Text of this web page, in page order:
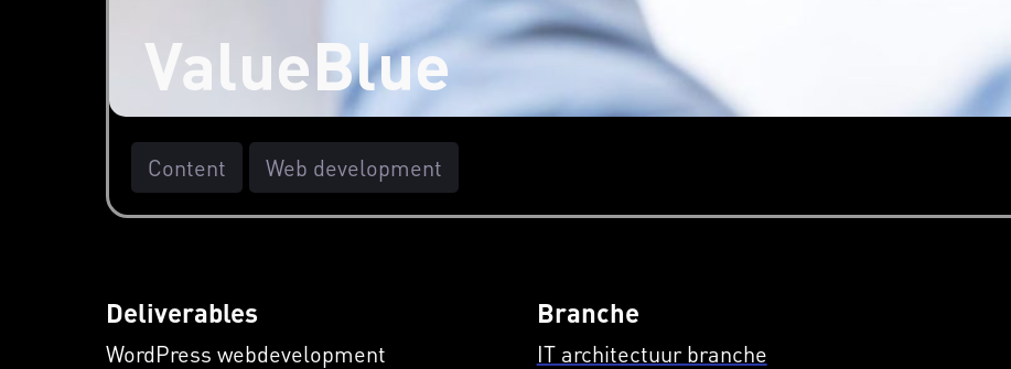
ValueBlue
Content Web development
Deliverables
WordPress webdevelopment
Branche
IT architectuur branche